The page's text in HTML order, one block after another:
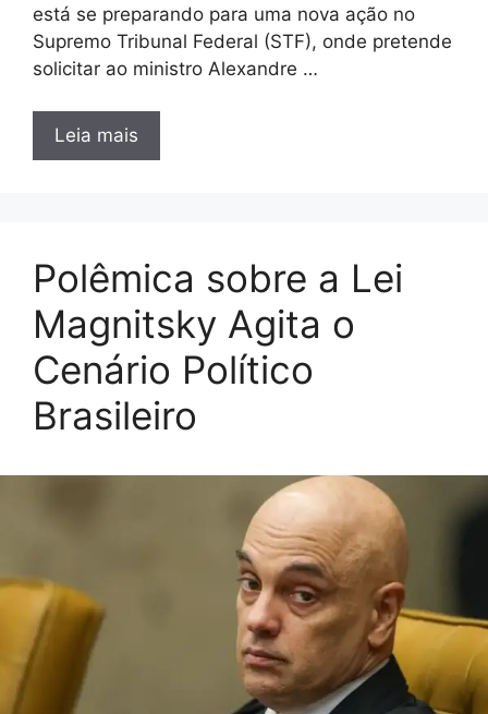
está se preparando para uma nova ação no
Supremo Tribunal Federal (STF), onde pretende
solicitar ao ministro Alexandre …
Leia mais
Polêmica sobre a Lei
Magnitsky Agita o
Cenário Político
Brasileiro